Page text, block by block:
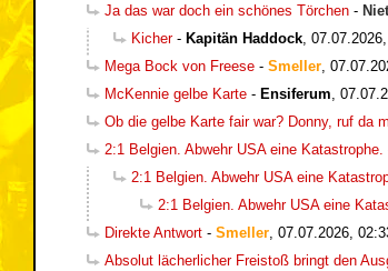
Ja das war doch ein schönes Törchen -
Kicher- Kapitän Haddock
Mega Bock von Freese - Smeller
McKennie gelbe Karte - Ensiferum
Ob die gelbe Karte fair war? Donny, ruf da
2:1 Belgien. Abwehr USA eine Katastrophe.
2:1 Belgien. Abwehr USA eine
2:1 Belgien. Abwehr USA eine
Direkte Antwort - Smeller 07.07.2026,
Absolut lächerlicher Freistoß bringt den